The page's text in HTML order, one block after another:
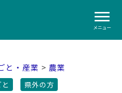
メニュー
と・産業 > 農業
県外の方